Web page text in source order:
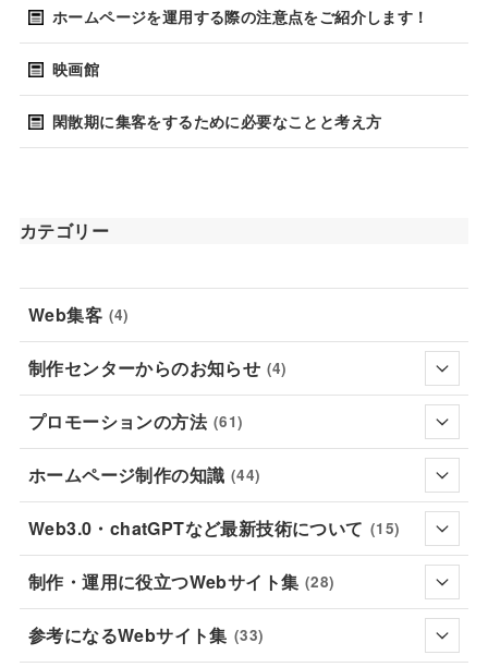
ホームページを運用する際の注意点をご紹介します！
映画館
閑散期に集客をするために必要なことと考え方
カテゴリー
Web集客 (4)
制作センターからのお知らせ (4)
プロモーションの方法 (61)
ホームページ制作の知識 (44)
Web3.0・chatGPTなど最新技術について (15)
制作・運用に役立つWebサイト集 (28)
参考になるWebサイト集 (33)